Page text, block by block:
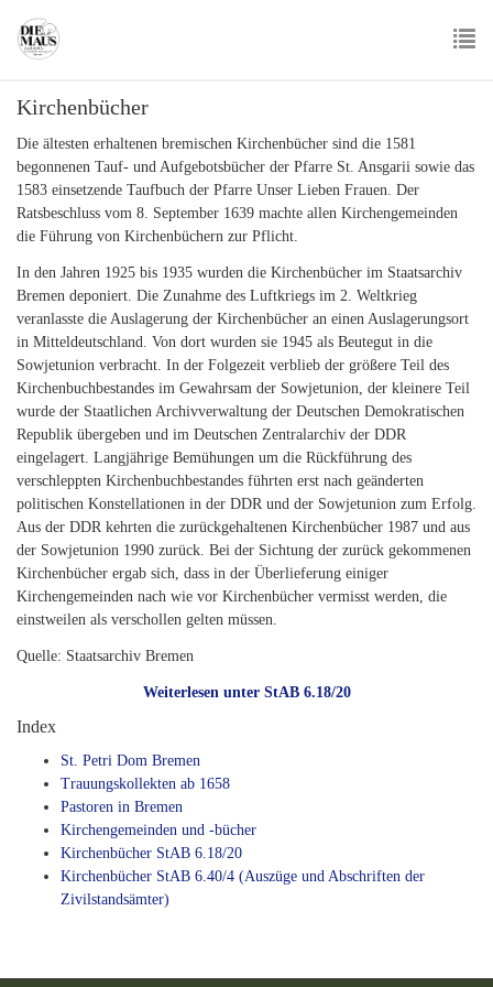
main
Kirchenbücher
Die ältesten erhaltenen bremischen Kirchenbücher sind die 1581
begonnenen Tauf- und Aufgebotsbücher der Pfarre St. Ansgarii sowie das
1583 einsetzende Taufbuch der Pfarre Unser Lieben Frauen. Der
Ratsbeschluss vom 8. September 1639 machte allen Kirchengemeinden
die Führung von Kirchenbüchern zur Pflicht.
In den Jahren 1925 bis 1935 wurden die Kirchenbücher im Staatsarchiv
Bremen deponiert. Die Zunahme des Luftkriegs im 2. Weltkrieg
veranlasste die Auslagerung der Kirchenbücher an einen Auslagerungsort
in Mitteldeutschland. Von dort wurden sie 1945 als Beutegut in die
Sowjetunion verbracht. In der Folgezeit verblieb der größere Teil des
Kirchenbuchbestandes im Gewahrsam der Sowjetunion, der kleinere Teil
wurde der Staatlichen Archivverwaltung der Deutschen Demokratischen
Republik übergeben und im Deutschen Zentralarchiv der DDR
eingelagert. Langjährige Bemühungen um die Rückführung des
verschleppten Kirchenbuchbestandes führten erst nach geänderten
politischen Konstellationen in der DDR und der Sowjetunion zum Erfolg.
Aus der DDR kehrten die zurückgehaltenen Kirchenbücher 1987 und aus
der Sowjetunion 1990 zurück. Bei der Sichtung der zurück gekommenen
Kirchenbücher ergab sich, dass in der Überlieferung einiger
Kirchengemeinden nach wie vor Kirchenbücher vermisst werden, die
einstweilen als verschollen gelten müssen.
Quelle: Staatsarchiv Bremen
Weiterlesen unter StAB 6.18/20
Index
St. Petri Dom Bremen
Trauungskollekten ab 1658
Pastoren in Bremen
Kirchengemeinden und -bücher
Kirchenbücher StAB 6.18/20
Kirchenbücher StAB 6.40/4 (Auszüge und Abschriften der
Zivilstandsämter)